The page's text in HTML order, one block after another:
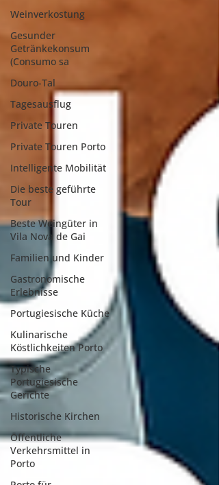
Weinverkostung
Gesunder
Getränkekonsum
(Consumo sa
Douro-Tal
Tagesausflug
Private Touren
Private Touren Porto
Intelligente Mobilität
Die beste geführte
Tour
Beste Weingüter in
Vila Nova de Gai
Familien und Kinder
Gastronomische
Erlebnisse
Portugiesische Küche
Kulinarische
Köstlichkeiten Porto
Typische
Portugiesische
Gerichte
Historische Kirchen
Öffentliche
Verkehrsmittel in
Porto